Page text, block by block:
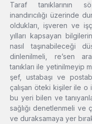
Taraf tanıklarının
inandırıcılığı üzerinde
oldukları, işveren ve
yılları kapsayan
nasıl taşınabileceği
dinlenilmeli, re’sen
tanıkları ile yetinilmeyip
şef, ustabaşı ve
çalışan öteki kişiler ile o
bu yeri bilen ve
sağlığı denetlenmeli ve
ve duraksamaya yer